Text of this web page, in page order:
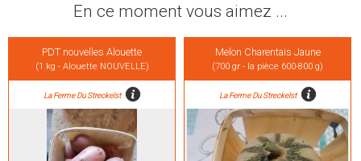
En ce moment vous aimez ...
PDT nouvelles Alouette
(1 kg - Alouette NOUVELLE)
La Ferme Du Streckelst
Melon Charentais Jaune
(700 gr - la pièce 600-800 g)
La Ferme Du Streckelst